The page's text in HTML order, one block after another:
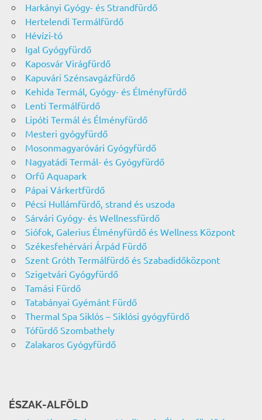
Harkányi Gyógy- és Strandfürdő
Hertelendi Termálfürdő
Hévízi-tó
Igal Gyógyfürdő
Kaposvár Virágfürdő
Kapuvári Szénsavgázfürdő
Kehida Termál, Gyógy- és Élményfürdő
Lenti Termálfürdő
Lipóti Termál és Élményfürdő
Mesteri gyógyfürdő
Mosonmagyaróvári Gyógyfürdő
Nagyatádi Termál- és Gyógyfürdő
Orfű Aquapark
Pápai Várkertfürdő
Pécsi Hullámfürdő, strand és uszoda
Sárvári Gyógy- és Wellnessfürdő
Siófok, Galerius Élményfürdő és Wellness Központ
Székesfehérvári Árpád Fürdő
Szent Gróth Termálfürdő és Szabadidőközpont
Szigetvári Gyógyfürdő
Tamási Fürdő
Tatabányai Gyémánt Fürdő
Thermal Spa Siklós – Siklósi gyógyfürdő
Tófürdő Szombathely
Zalakaros Gyógyfürdő
ÉSZAK-ALFÖLD